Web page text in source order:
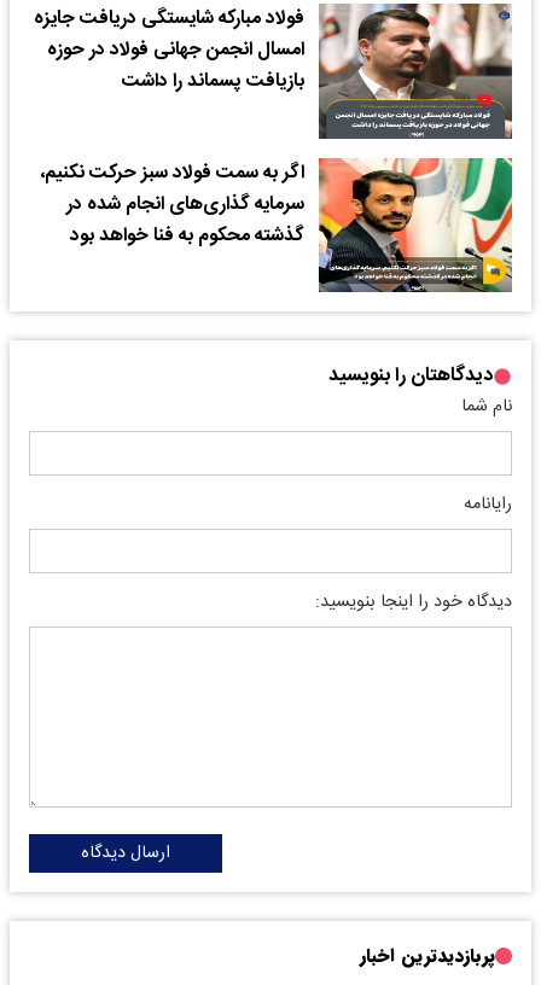
فولاد مبارکه شایستگی‌ دریافت جایزه
امسال انجمن جهانی فولاد در حوزه
بازیافت پسماند را داشت
اگر به سمت فولاد سبز حرکت نکنیم،
سرمایه گذاری‌های انجام شده در
گذشته محکوم به فنا خواهد بود
دیدگاهتان را بنویسید
نام شما
رایانامه
دیدگاه خود را اینجا بنویسید:
ارسال دیدگاه
پربازدیدترین اخبار